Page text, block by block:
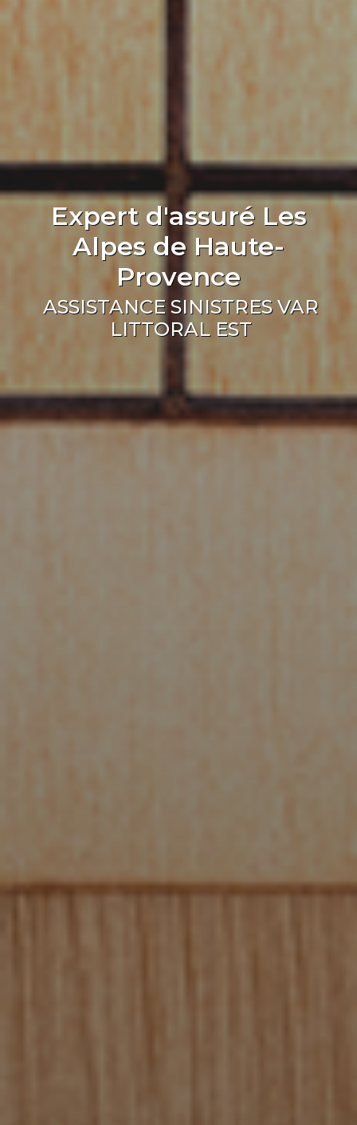
Expert d'assuré Les
Alpes de Haute-
Provence
ASSISTANCE SINISTRES VAR
LITTORAL EST